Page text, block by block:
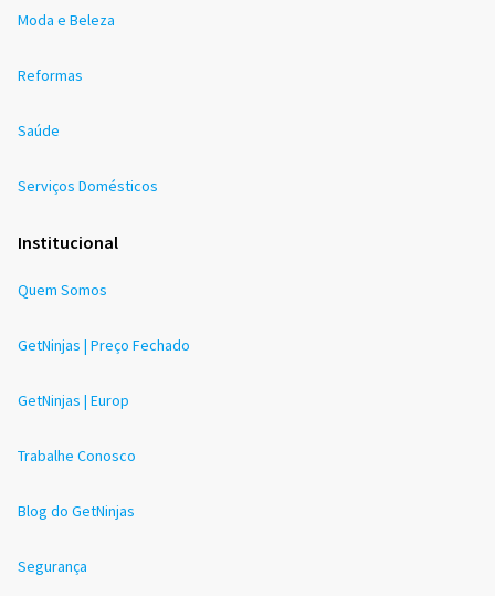
Moda e Beleza
Reformas
Saúde
Serviços Domésticos
Institucional
Quem Somos
GetNinjas | Preço Fechado
GetNinjas | Europ
Trabalhe Conosco
Blog do GetNinjas
Segurança